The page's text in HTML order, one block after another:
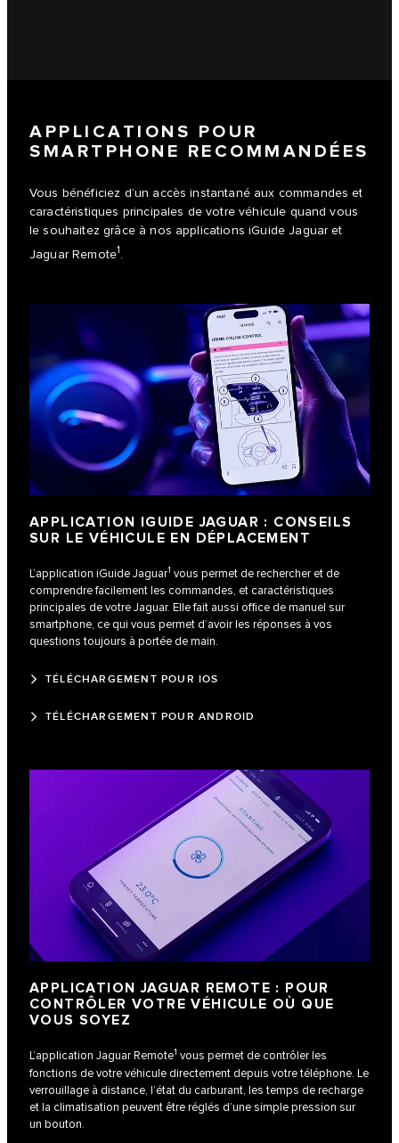
APPLICATIONS POUR
SMARTPHONE RECOMMANDÉES
Vous bénéficiez d’un accès instantané aux commandes et
caractéristiques principales de votre véhicule quand vous
le souhaitez grâce à nos applications iGuide Jaguar et
Jaguar Remote1.
APPLICATION IGUIDE JAGUAR : CONSEILS
SUR LE VÉHICULE EN DÉPLACEMENT
L’application iGuide Jaguar1 vous permet de rechercher et de
comprendre facilement les commandes, et caractéristiques
principales de votre Jaguar. Elle fait aussi office de manuel sur
smartphone, ce qui vous permet d’avoir les réponses à vos
questions toujours à portée de main.
TÉLÉCHARGEMENT POUR IOS
TÉLÉCHARGEMENT POUR ANDROID
APPLICATION JAGUAR REMOTE : POUR
CONTRÔLER VOTRE VÉHICULE OÙ QUE
VOUS SOYEZ
L’application Jaguar Remote1 vous permet de contrôler les
fonctions de votre véhicule directement depuis votre téléphone. Le
verrouillage à distance, l’état du carburant, les temps de recharge
et la climatisation peuvent être réglés d’une simple pression sur
un bouton.